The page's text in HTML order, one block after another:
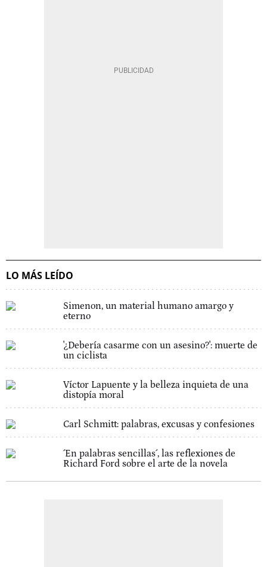
LO MÁS LEÍDO
Simenon, un material humano amargo y
eterno
'¿Debería casarme con un asesino?': muerte de
un ciclista
Víctor Lapuente y la belleza inquieta de una
distopía moral
Carl Schmitt: palabras, excusas y confesiones
´En palabras sencillas´, las reflexiones de
Richard Ford sobre el arte de la novela